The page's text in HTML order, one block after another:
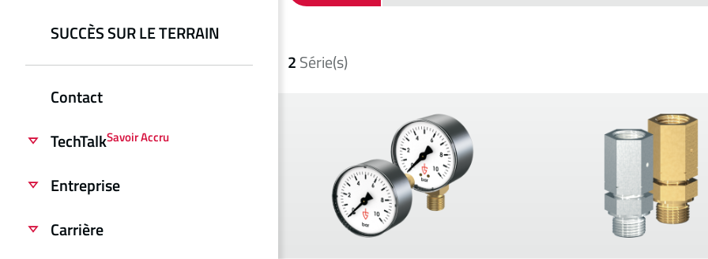
SUCCÈS SUR LE TERRAIN
Contact
TechTalkSavoir Accru
Entreprise
Carrière
2Série(s)